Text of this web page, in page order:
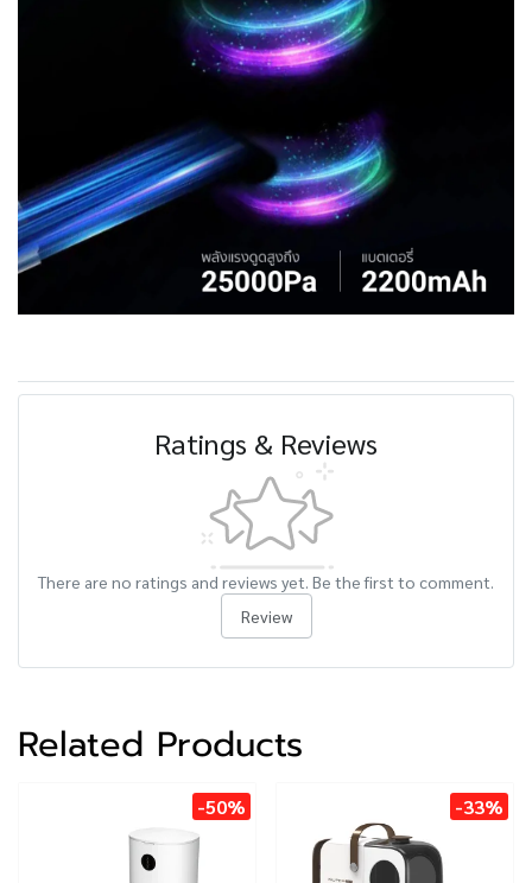
Ratings & Reviews
There are no ratings and reviews yet. Be the first to comment.
Review
Related Products
-50% -33%